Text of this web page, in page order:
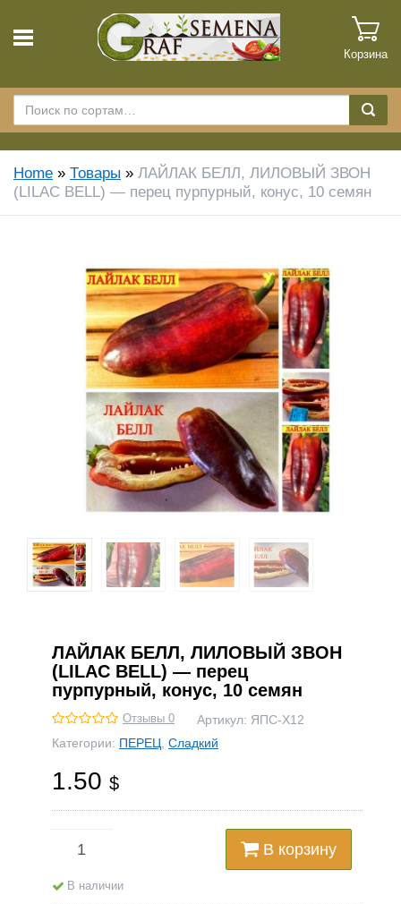
Корзина
Home » Товары » ЛАЙЛАК БЕЛЛ, ЛИЛОВЫЙ ЗВОН
(LILAC BELL) — перец пурпурный, конус, 10 семян
ЛАЙЛАК БЕЛЛ, ЛИЛОВЫЙ ЗВОН
(LILAC BELL) — перец
пурпурный, конус, 10 семян
Отзывы 0 Артикул: ЯПС-Х12
Категории: ПЕРЕЦ Сладкий
1.50 $
В корзину
В наличии